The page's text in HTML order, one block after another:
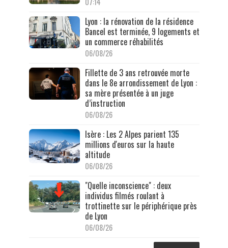
Lyon : la rénovation de la résidence
Bancel est terminée, 9 logements et
un commerce réhabilités
06/08/26
Fillette de 3 ans retrouvée morte
dans le 8e arrondissement de Lyon :
sa mère présentée à un juge
d’instruction
06/08/26
Isère : Les 2 Alpes parient 135
millions d'euros sur la haute
altitude
06/08/26
"Quelle inconscience" : deux
individus filmés roulant à
trottinette sur le périphérique près
de Lyon
06/08/26